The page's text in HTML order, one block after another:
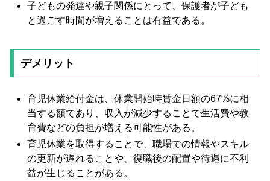
子どもの発達や親子関係にとって、保護者が子ども
と過ごす時間が増えることは有益である。
デメリット
育児休業給付金は、休業開始時賃金日額の67%に相
当する額であり、収入が減少することで生活費や教
育費などの負担が増える可能性がある。
育児休業を取得することで、職場での情報やスキル
の更新が遅れることや、復職後の配置や待遇に不利
益が生じることがある。